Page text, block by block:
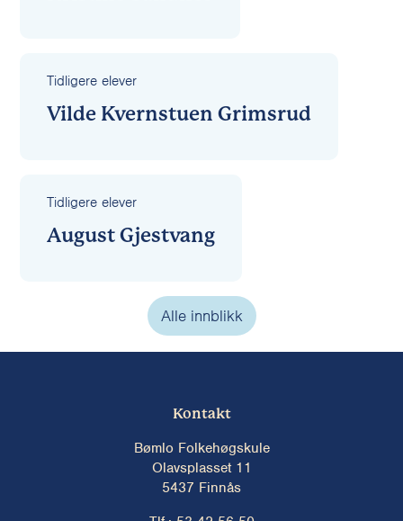
Tidligere elever
Vilde Kvernstuen Grimsrud
Tidligere elever
August Gjestvang
Alle innblikk
Kontakt
Bømlo Folkehøgskule
Olavsplasset 11
5437 Finnås